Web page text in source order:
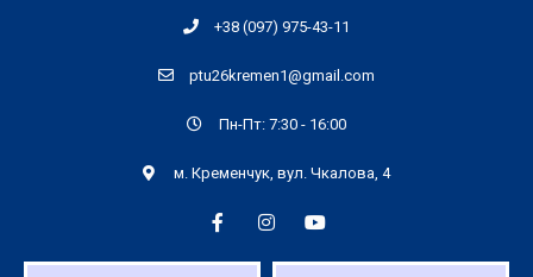
+38 (097) 975-43-11
ptu26kremen1@gmail.com
Пн-Пт: 7:30 - 16:00
м. Кременчук, вул. Чкалова, 4